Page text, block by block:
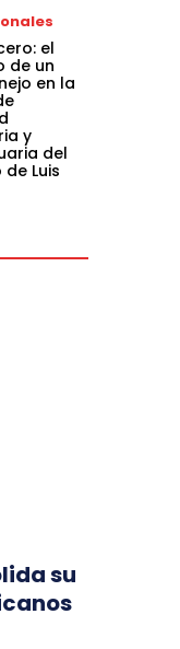
el
de un
en la
y
del
Luis
su